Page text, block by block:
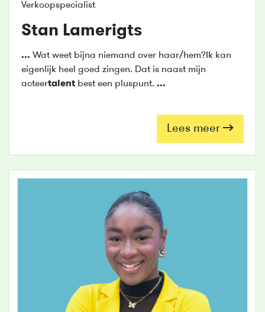
Verkoopspecialist
Stan Lamerigts
... Wat weet bijna niemand over haar/hem?Ik kan
eigenlijk heel goed zingen. Dat is naast mijn
acteertalent best een pluspunt. ...
Lees meer